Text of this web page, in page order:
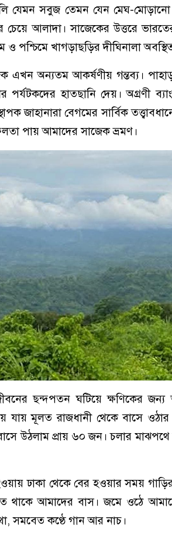
যেমন সবুজ তেমন যেন মেঘ-
আলাদা। সাজেকের উত্তরে ভারতের
পশ্চিমে খাগড়াছড়ির দীঘিনালা
এখন অন্যতম আকর্ষণীয় গন্তব্য।
হাতছানি দেয়। অগ্রণী
জাহানারা বেগমের সার্বিক
পায় আমাদের সাজেক ভ্রমণ।
ছন্দপতন ঘটিয়ে ক্ষণিকের
যায় মূলত রাজধানী থেকে বাসে
উঠলাম প্রায় ৬০ জন। চলার
ঢাকা থেকে বের হওয়ার সময়
থাকে আমাদের বাস। জমে ওঠে
সমবেত কণ্ঠে গান আর নাচ।